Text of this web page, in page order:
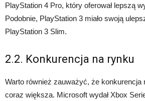
PlayStation 4 Pro, który oferował lepszą
Podobnie, PlayStation 3 miało swoją
PlayStation 3 Slim.
2.2. Konkurencja na rynku
Warto również zauważyć, że konkurencja
coraz większa. Microsoft wydał Xbox